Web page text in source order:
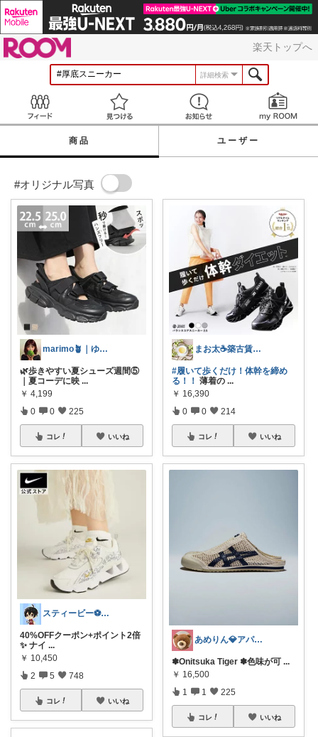
楽天トップへ
詳細検索
見つける お知らせ
商品 ユーザー
#オリジナル写真
marimo🪴｜ゆるっと大人可愛い
🌿歩きやすい夏シューズ週間⑤
｜夏コーデに映 ...
￥ 4,199
0 0 225
コレ いいね
スティービー⚽3人娘パパ
40%OFFクーポン+ポイント2倍
✨ ナイ ...
￥ 10,450
2 5 748
コレ いいね
まお太☕築古賃貸住まい元紅茶専門店のひと
#履いて歩くだけ！体幹を締め
る！！ 薄着の ...
￥ 16,390
0 0 214
コレ いいね
あめりん💎アパレル♡グルメ♡インテリア
✽Onitsuka Tiger ✽色味が可 ...
￥ 16,500
1 1 225
コレ いいね